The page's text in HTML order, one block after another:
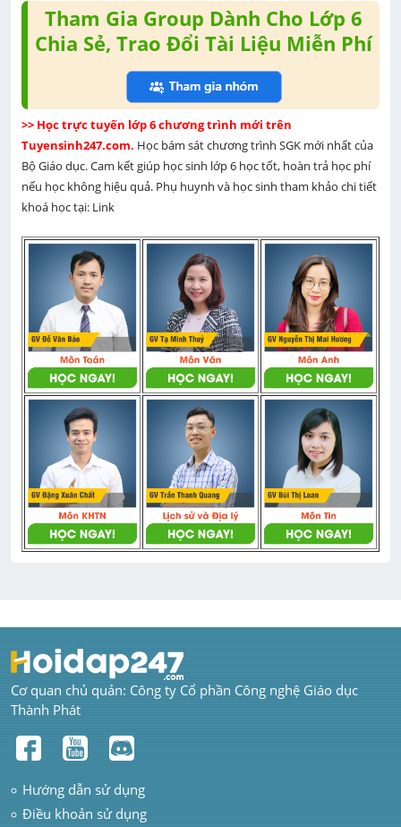
Tham Gia Group Dành Cho Lớp 6
Chia Sẻ, Trao Đổi Tài Liệu Miễn Phí
>> Học trực tuyến lớp 6 chương trình mới trên
Tuyensinh247.com. Học bám sát chương trình SGK mới nhất của
Bộ Giáo dục. Cam kết giúp học sinh lớp 6 học tốt, hoàn trả học phí
nếu học không hiệu quả. Phụ huynh và học sinh tham khảo chi tiết
khoá học tại: Link
Cơ quan chủ quản: Công ty Cổ phần Công nghệ Giáo dục
Thành Phát
Hướng dẫn sử dụng
Điều khoản sử dụng